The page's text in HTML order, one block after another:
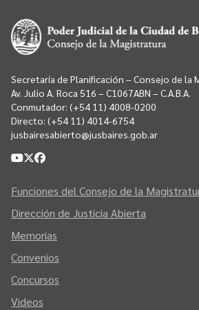
Secretaría de Planificación – Consejo de la
Av. Julio A. Roca 516 – C1067ABN – C.A.B.A.
Conmutador: (+54 11) 4008-0200
Directo: (+54 11) 4014-6754
jusbairesabierto@jusbaires.gob.ar
Funciones del Consejo de la
Dirección de Justicia Abierta
Memorias
Convenios
Concursos
Videos